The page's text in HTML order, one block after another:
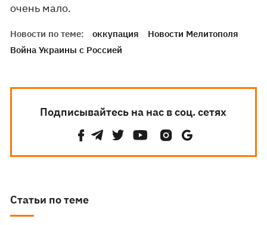
очень мало.
Новости по теме: оккупация
Новости Мелитополя
Война Украины с Россией
Подписывайтесь на нас в соц. сетях
Статьи по теме